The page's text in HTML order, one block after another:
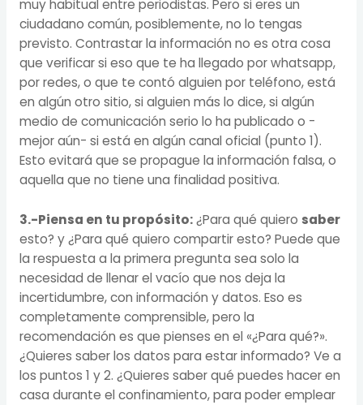
muy habitual entre periodistas. Pero si eres un
ciudadano común, posiblemente, no lo tengas
previsto. Contrastar la información no es otra cosa
que verificar si eso que te ha llegado por whatsapp,
por redes, o que te contó alguien por teléfono, está
en algún otro sitio, si alguien más lo dice, si algún
medio de comunicación serio lo ha publicado o -
mejor aún- si está en algún canal oficial (punto 1).
Esto evitará que se propague la información falsa, o
aquella que no tiene una finalidad positiva.
3.-Piensa en tu propósito:¿Para qué quiero saber
esto? y ¿Para qué quiero compartir esto? Puede que
la respuesta a la primera pregunta sea solo la
necesidad de llenar el vacío que nos deja la
incertidumbre, con información y datos. Eso es
completamente comprensible, pero la
recomendación es que pienses en el «¿Para qué?».
¿Quieres saber los datos para estar informado? Ve a
los puntos 1 y 2. ¿Quieres saber qué puedes hacer en
casa durante el confinamiento, para poder emplear